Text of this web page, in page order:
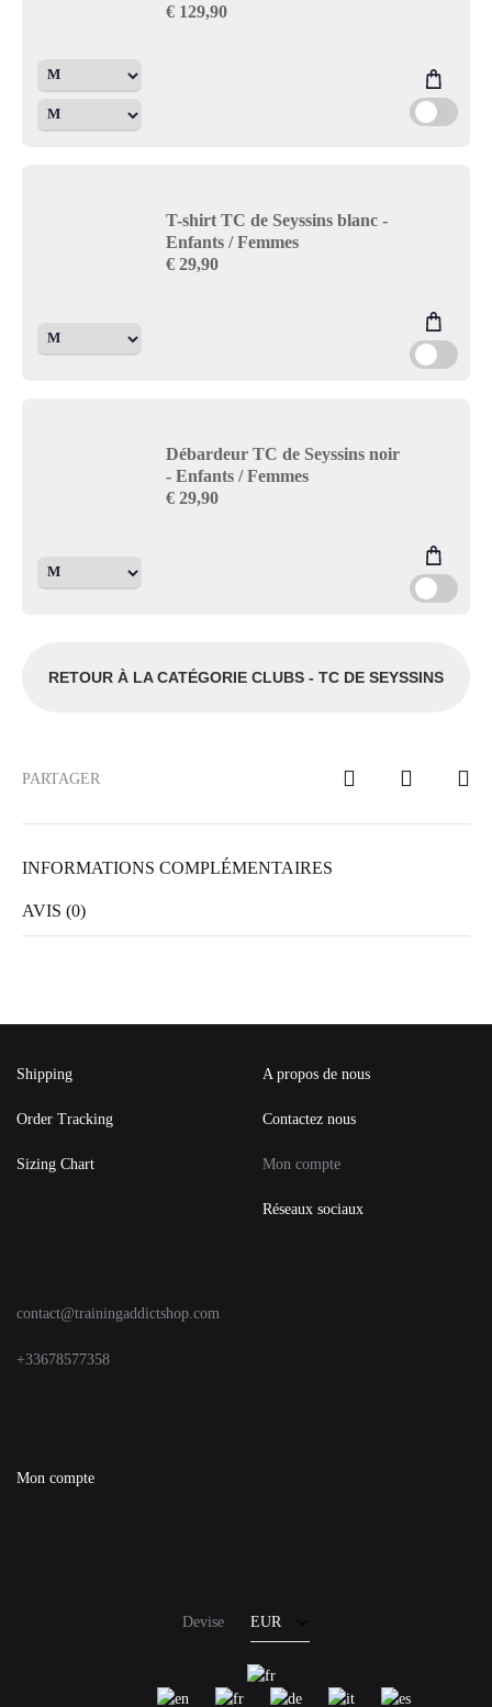
€ 129,90
T-shirt TC de Seyssins blanc -
Enfants / Femmes
€ 29,90
Débardeur TC de Seyssins noir
- Enfants / Femmes
€ 29,90
RETOUR À LA CATÉGORIE CLUBS - TC DE SEYSSINS
PARTAGER
INFORMATIONS COMPLÉMENTAIRES
AVIS (0)
Shipping
Order Tracking
Sizing Chart
A propos de nous
Contactez nous
Mon compte
Réseaux sociaux
contact@trainingaddictshop.com
+33678577358
Mon compte
Devise EUR